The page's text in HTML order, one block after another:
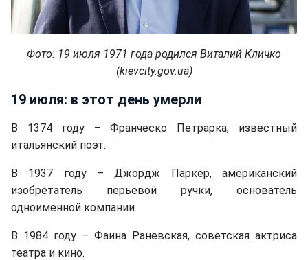
Фото: 19 июля 1971 года родился Виталий Кличко
(kievcity.gov.ua)
19 июля: в этот день умерли
В 1374 году – Франческо Петрарка, известный
итальянский поэт.
В 1937 году – Джордж Паркер, американский
изобретатель перьевой ручки, основатель
одноименной компании.
В 1984 году – Фаина Раневская, советская актриса
театра и кино.